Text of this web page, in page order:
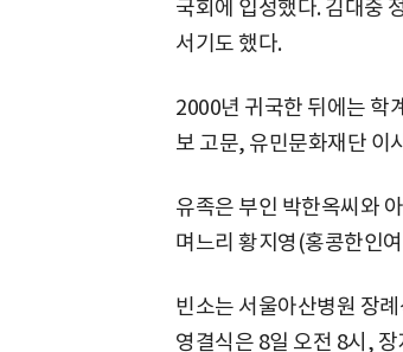
국회에 입성했다. 김대중
서기도 했다.
2000년 귀국한 뒤에는 학
보 고문, 유민문화재단 이
유족은 부인 박한옥씨와
며느리 황지영(홍콩한인
빈소는 서울아산병원 장
영결식은 8일 오전 8시,